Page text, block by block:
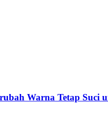
Warna Tetap Suci